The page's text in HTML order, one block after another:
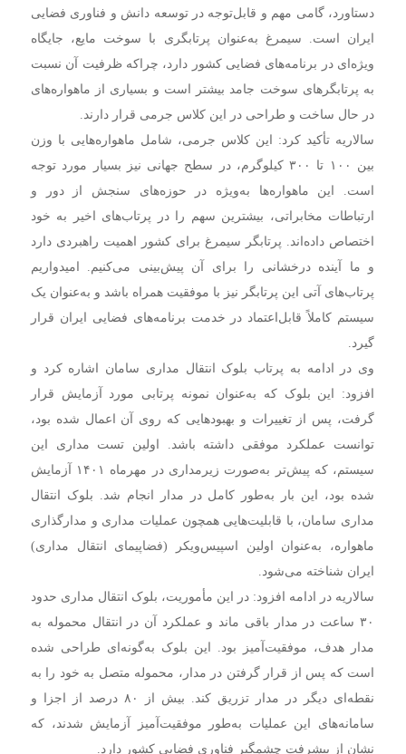
دستاورد، گامی مهم و قابل‌توجه در توسعه دانش و فناوری فضایی
ایران است. سیمرغ به‌عنوان پرتابگری با سوخت مایع، جایگاه
ویژه‌ای در برنامه‌های فضایی کشور دارد، چراکه ظرفیت آن نسبت
به پرتابگرهای سوخت جامد بیشتر است و بسیاری از ماهواره‌های
در حال ساخت و طراحی در این کلاس جرمی قرار دارند.
سالاریه تأکید کرد: این کلاس جرمی، شامل ماهواره‌هایی با وزن
بین ۱۰۰ تا ۳۰۰ کیلوگرم، در سطح جهانی نیز بسیار مورد توجه
است. این ماهواره‌ها به‌ویژه در حوزه‌های سنجش از دور و
ارتباطات مخابراتی، بیشترین سهم را در پرتاب‌های اخیر به خود
اختصاص داده‌اند. پرتابگر سیمرغ برای کشور اهمیت راهبردی دارد
و ما آینده درخشانی را برای آن پیش‌بینی می‌کنیم. امیدواریم
پرتاب‌های آتی این پرتابگر نیز با موفقیت همراه باشد و به‌عنوان یک
سیستم کاملاً قابل‌اعتماد در خدمت برنامه‌های فضایی ایران قرار
گیرد.
وی در ادامه به پرتاب بلوک انتقال مداری سامان اشاره کرد و
افزود: این بلوک که به‌عنوان نمونه پرتابی مورد آزمایش قرار
گرفت، پس از تغییرات و بهبودهایی که روی آن اعمال شده بود،
توانست عملکرد موفقی داشته باشد. اولین تست مداری این
سیستم، که پیش‌تر به‌صورت زیرمداری در مهرماه ۱۴۰۱ آزمایش
شده بود، این بار به‌طور کامل در مدار انجام شد. بلوک انتقال
مداری سامان، با قابلیت‌هایی همچون عملیات مداری و مدارگذاری
ماهواره، به‌عنوان اولین اسپیس‌ویکر (فضاپیمای انتقال مداری)
ایران شناخته می‌شود.
سالاریه در ادامه افزود: در این مأموریت، بلوک انتقال مداری حدود
۳۰ ساعت در مدار باقی ماند و عملکرد آن در انتقال محموله به
مدار هدف، موفقیت‌آمیز بود. این بلوک به‌گونه‌ای طراحی شده
است که پس از قرار گرفتن در مدار، محموله متصل به خود را به
نقطه‌ای دیگر در مدار تزریق کند. بیش از ۸۰ درصد از اجزا و
سامانه‌های این عملیات به‌طور موفقیت‌آمیز آزمایش شدند، که
نشان از پیشرفت چشمگیر فناوری فضایی کشور دارد.